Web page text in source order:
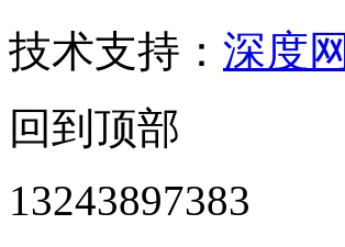
技术支持： 深度网
回到顶部
13243897383